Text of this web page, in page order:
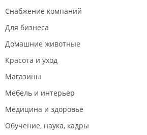
Снабжение компаний
Для бизнеса
Домашние животные
Красота и уход
Магазины
Мебель и интерьер
Медицина и здоровье
Обучение, наука, кадры